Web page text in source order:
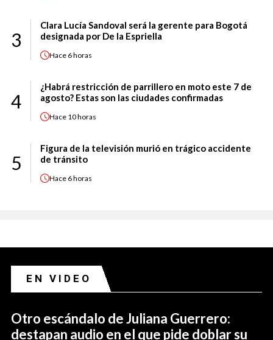
3
Clara Lucía Sandoval será la gerente para Bogotá
designada por De la Espriella
Hace 6 horas
4
¿Habrá restricción de parrillero en moto este 7 de
agosto? Estas son las ciudades confirmadas
Hace 10 horas
5
Figura de la televisión murió en trágico accidente
de tránsito
Hace 6 horas
EN VIDEO
Otro escándalo de Juliana Guerrero:
destapan audio en el que pide doblar su